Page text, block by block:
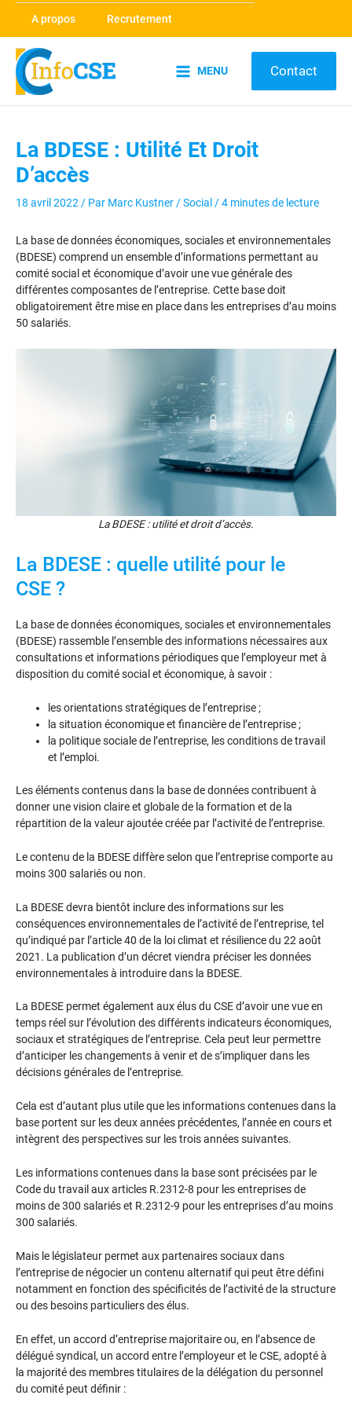
Aller
contenu
A propos Recrutement
MENU Contact
La BDESE : Utilité Et Droit
D’accès
18 avril 2022/ Par Marc Kustner/Social /4 minutes de lecture
La base de données économiques, sociales et environnementales
(BDESE) comprend un ensemble d’informations permettant au
comité social et économique d’avoir une vue générale des
différentes composantes de l’entreprise. Cette base doit
obligatoirement être mise en place dans les entreprises d’au moins
50 salariés.
La BDESE : utilité et droit d’accès.
La BDESE : quelle utilité pour le
CSE ?
La base de données économiques, sociales et environnementales
(BDESE) rassemble l’ensemble des informations nécessaires aux
consultations et informations périodiques que l’employeur met à
disposition du comité social et économique, à savoir :
les orientations stratégiques de l’entreprise ;
la situation économique et financière de l’entreprise ;
la politique sociale de l’entreprise, les conditions de travail
et l’emploi.
Les éléments contenus dans la base de données contribuent à
donner une vision claire et globale de la formation et de la
répartition de la valeur ajoutée créée par l’activité de l’entreprise.
Le contenu de la BDESE diffère selon que l’entreprise comporte au
moins 300 salariés ou non.
La BDESE devra bientôt inclure des informations sur les
conséquences environnementales de l’activité de l’entreprise, tel
qu’indiqué par l’article 40 de la loi climat et résilience du 22 août
2021. La publication d’un décret viendra préciser les données
environnementales à introduire dans la BDESE.
La BDESE permet également aux élus du CSE d’avoir une vue en
temps réel sur l’évolution des différents indicateurs économiques,
sociaux et stratégiques de l’entreprise. Cela peut leur permettre
d’anticiper les changements à venir et de s’impliquer dans les
décisions générales de l’entreprise.
Cela est d’autant plus utile que les informations contenues dans la
base portent sur les deux années précédentes, l’année en cours et
intègrent des perspectives sur les trois années suivantes.
Les informations contenues dans la base sont précisées par le
Code du travail aux articles R.2312-8 pour les entreprises de
moins de 300 salariés et R.2312-9 pour les entreprises d’au moins
300 salariés.
Mais le législateur permet aux partenaires sociaux dans
l’entreprise de négocier un contenu alternatif qui peut être défini
notamment en fonction des spécificités de l’activité de la structure
ou des besoins particuliers des élus.
En effet, un accord d’entreprise majoritaire ou, en l’absence de
délégué syndical, un accord entre l’employeur et le CSE, adopté à
la majorité des membres titulaires de la délégation du personnel
du comité peut définir :